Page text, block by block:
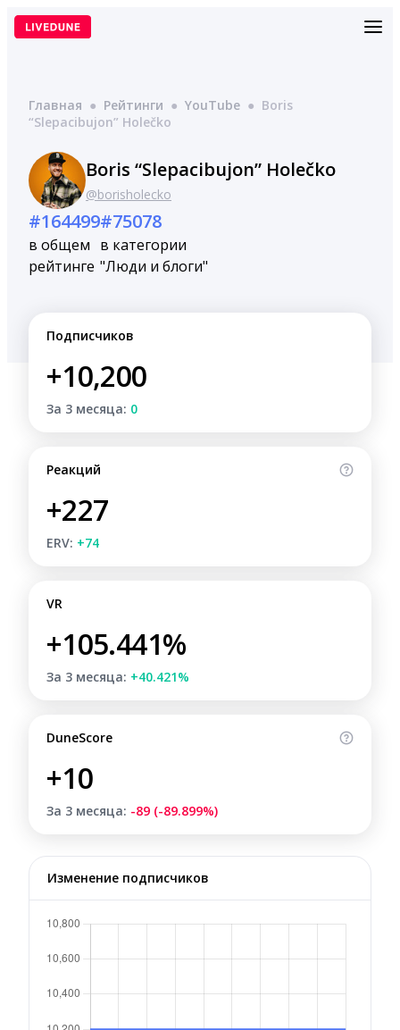
Перейти
Главная ● Рейтинги ● YouTube ● Boris
“Slepacibujon” Holečko
Boris “Slepacibujon” Holečko
@borisholecko
#164499
в общем
рейтинге
#75078
в категории
"Люди и блоги"
Подписчиков
+10,200
За 3 месяца: 0
Реакций
+227
ERV: +74
VR
+105.441%
За 3 месяца: +40.421%
DuneScore
+10
За 3 месяца: -89 (-89.899%)
Изменение подписчиков